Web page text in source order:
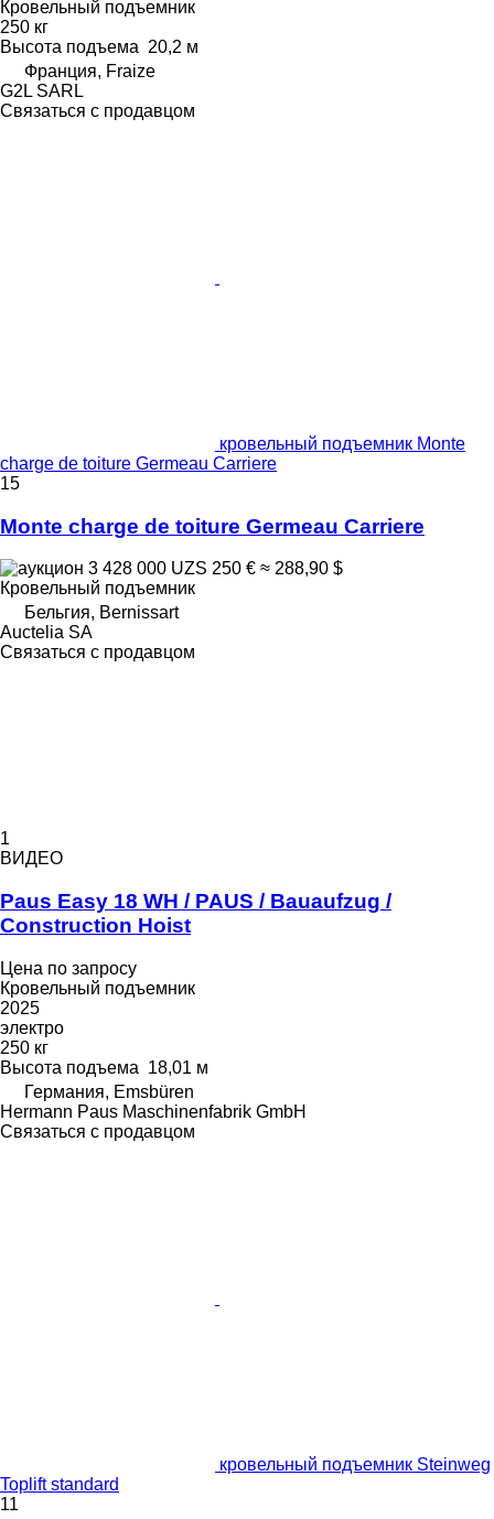
Кровельный подъемник
250 кг
Высота подъема 20,2 м
Франция, Fraize
G2L SARL
Связаться с продавцом
кровельный подъемник Monte
charge de toiture Germeau Carriere
15
Monte charge de toiture Germeau Carriere
3 428 000 UZS 250 € ≈ 288,90 $
Кровельный подъемник
Бельгия, Bernissart
Auctelia SA
Связаться с продавцом
1
ВИДЕО
Paus Easy 18 WH / PAUS / Bauaufzug /
Construction Hoist
Цена по запросу
Кровельный подъемник
2025
электро
250 кг
Высота подъема 18,01 м
Германия, Emsbüren
Hermann Paus Maschinenfabrik GmbH
Связаться с продавцом
кровельный подъемник Steinweg
Toplift standard
11